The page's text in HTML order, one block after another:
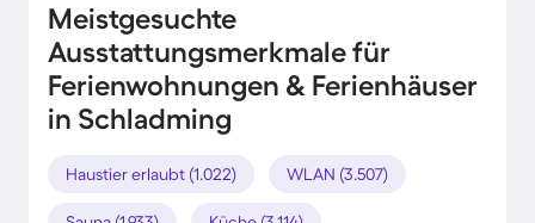
Meistgesuchte
Ausstattungsmerkmale für
Ferienwohnungen & Ferienhäuser
in Schladming
Haustier erlaubt (1.022) WLAN (3.507)